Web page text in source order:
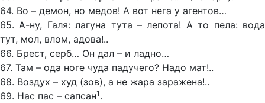
64. Во – демон, но медов! А вот нега у агентов…
65. А-ну, Галя: лагуна тута – лепота! А то пела: вода
тут, мол, влом, адова!..
66. Брест, серб… Он дал – и ладно…
67. Там – ода ноге чуда падучего? Надо мат!..
68. Воздух – худ (зов), а не жара заражена!..
69. Нас пас – сапсан1 .